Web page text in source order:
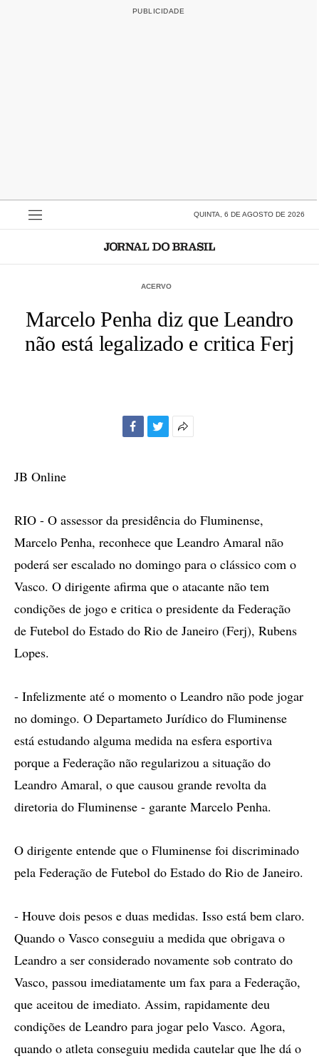
QUINTA, 6 DE AGOSTO DE 2026
ACERVO
Marcelo Penha diz que Leandro
não está legalizado e critica Ferj
JB Online
RIO - O assessor da presidência do Fluminense,
Marcelo Penha, reconhece que Leandro Amaral não
poderá ser escalado no domingo para o clássico com o
Vasco. O dirigente afirma que o atacante não tem
condições de jogo e critica o presidente da Federação
de Futebol do Estado do Rio de Janeiro (Ferj), Rubens
Lopes.
- Infelizmente até o momento o Leandro não pode jogar
no domingo. O Departameto Jurídico do Fluminense
está estudando alguma medida na esfera esportiva
porque a Federação não regularizou a situação do
Leandro Amaral, o que causou grande revolta da
diretoria do Fluminense - garante Marcelo Penha.
O dirigente entende que o Fluminense foi discriminado
pela Federação de Futebol do Estado do Rio de Janeiro.
- Houve dois pesos e duas medidas. Isso está bem claro.
Quando o Vasco conseguiu a medida que obrigava o
Leandro a ser considerado novamente sob contrato do
Vasco, passou imediatamente um fax para a Federação,
que aceitou de imediato. Assim, rapidamente deu
condições de Leandro para jogar pelo Vasco. Agora,
quando o atleta conseguiu medida cautelar que lhe dá o